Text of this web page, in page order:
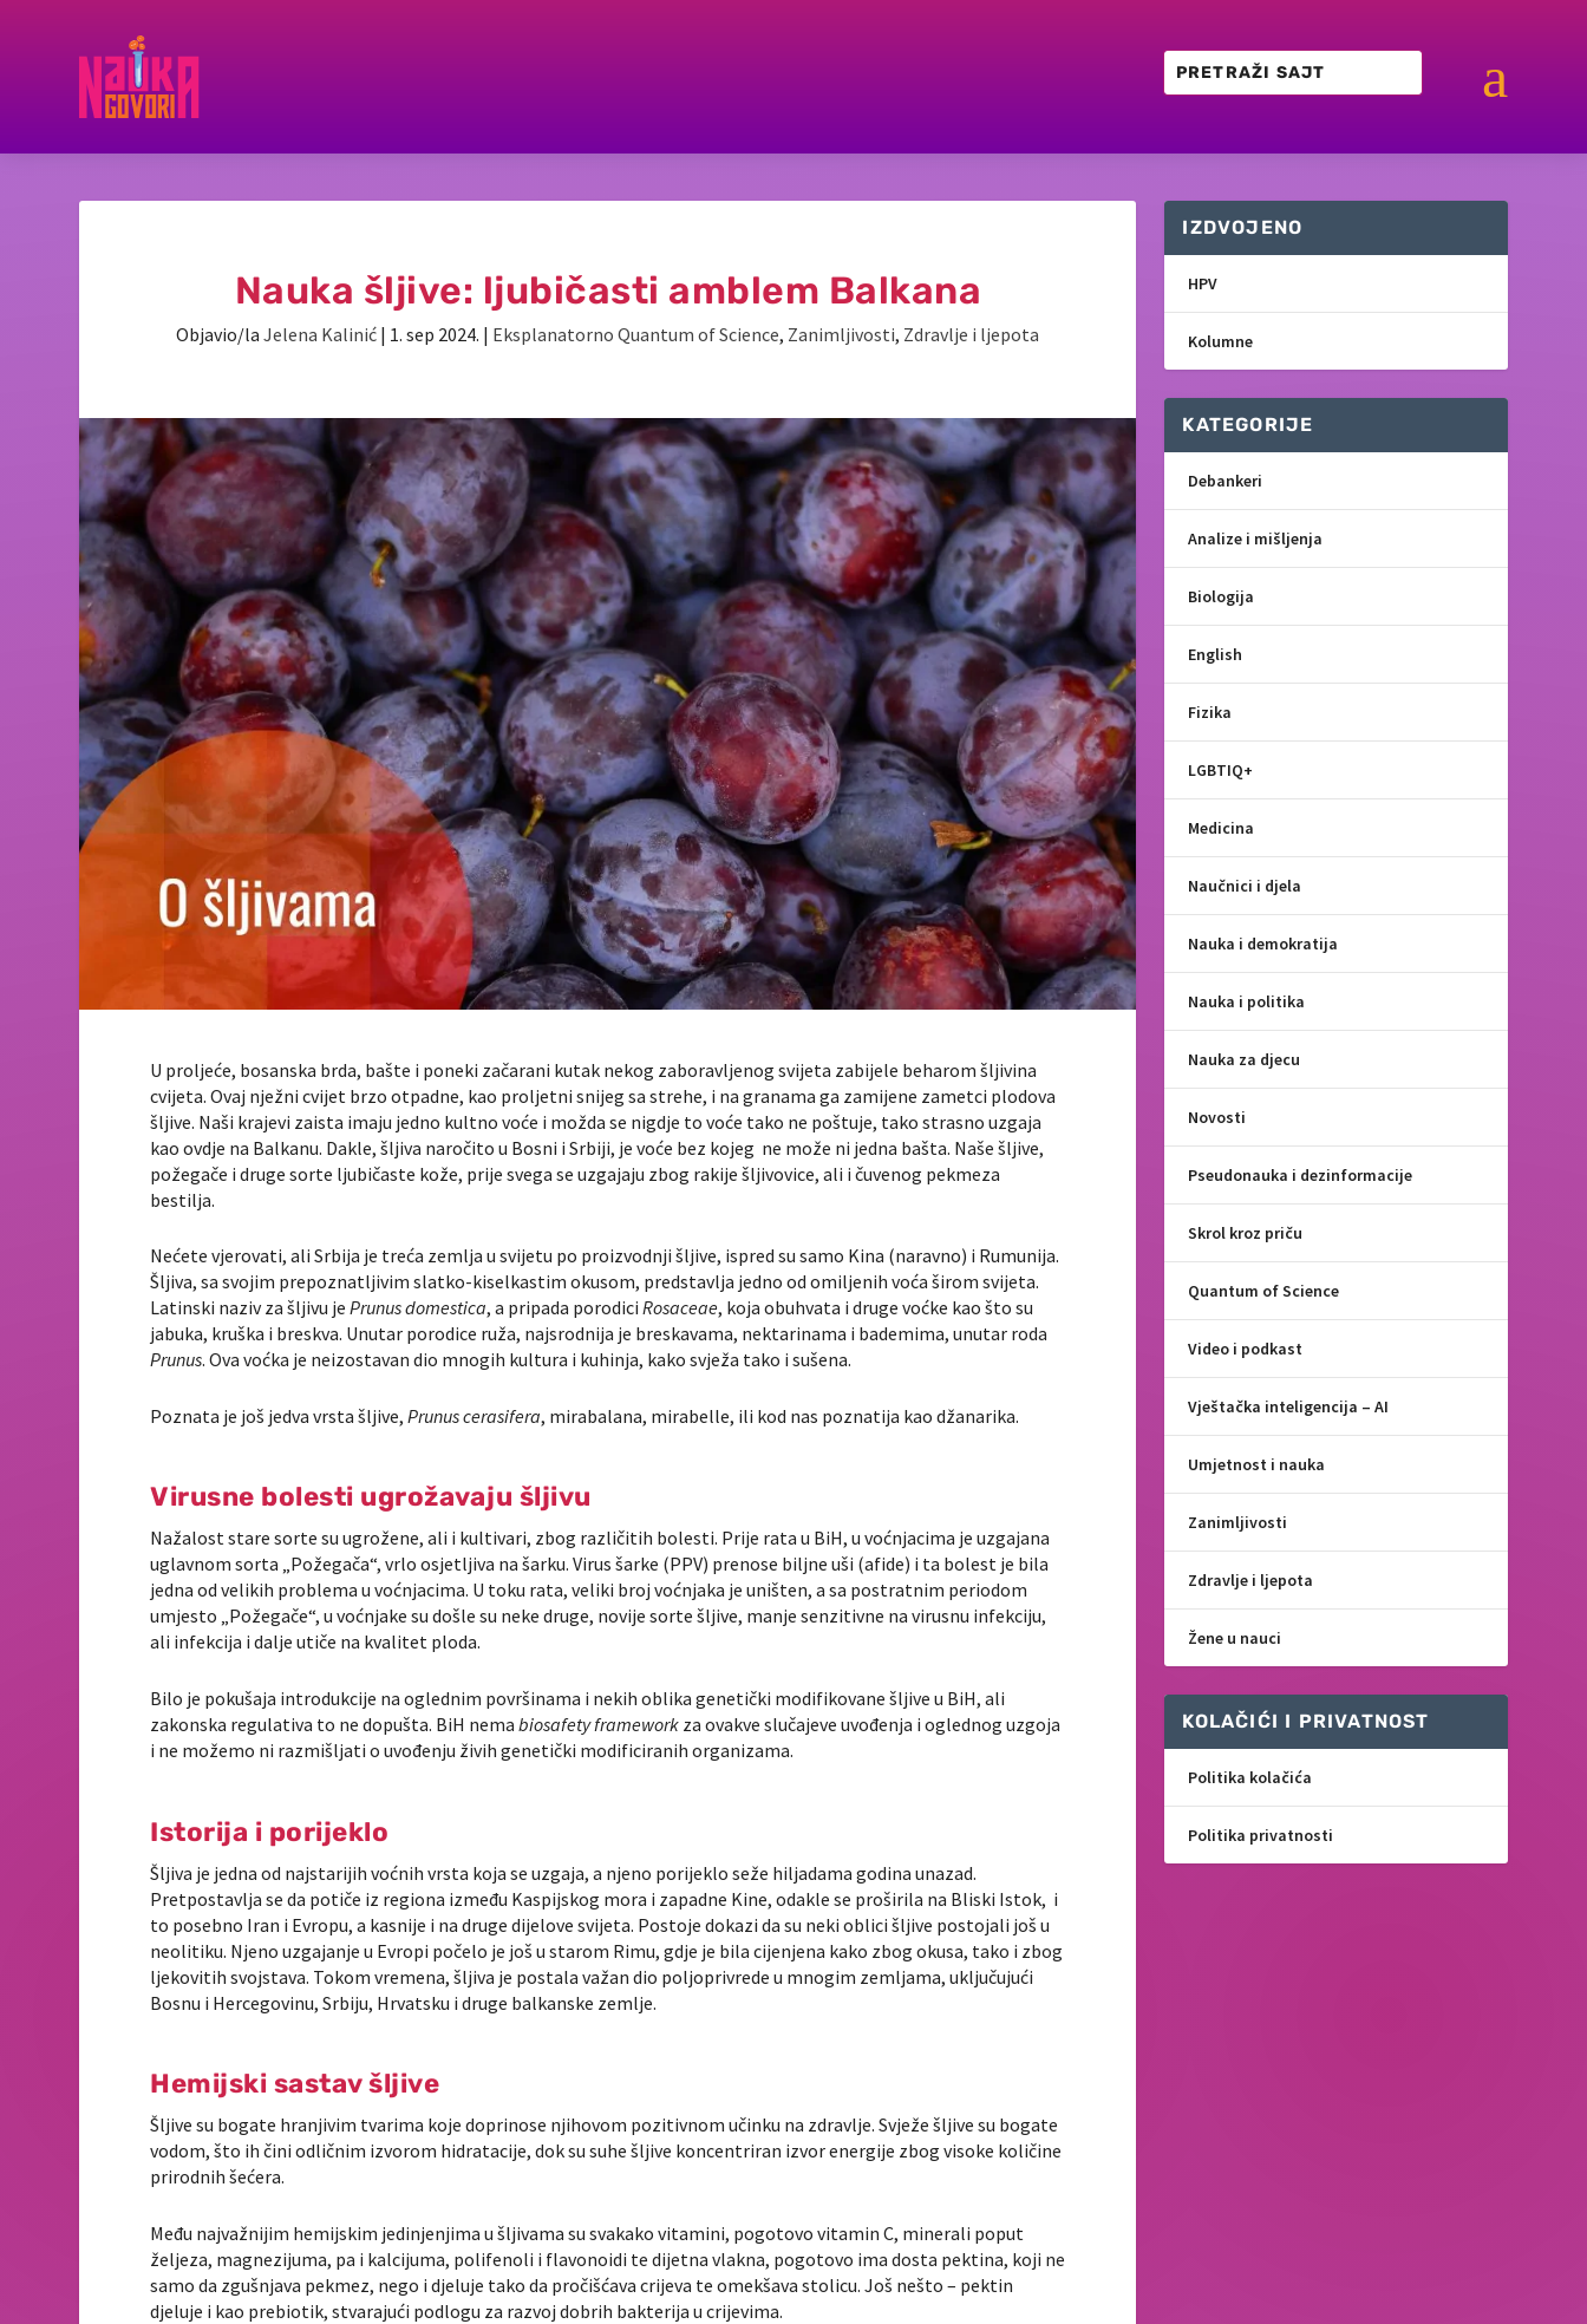
a
Nauka šljive: ljubičasti amblem Balkana
Objavio/laJelena Kalinić | 1. sep 2024. | Eksplanatorno Quantum of Science, Zanimljivosti, Zdravlje i ljepota
U proljeće, bosanska brda, bašte i poneki začarani kutak nekog zaboravljenog svijeta zabijele beharom šljivina
cvijeta. Ovaj nježni cvijet brzo otpadne, kao proljetni snijeg sa strehe, i na granama ga zamijene zametci plodova
šljive. Naši krajevi zaista imaju jedno kultno voće i možda se nigdje to voće tako ne poštuje, tako strasno uzgaja
kao ovdje na Balkanu. Dakle, šljiva naročito u Bosni i Srbiji, je voće bez kojeg ne može ni jedna bašta. Naše šljive,
požegače i druge sorte ljubičaste kože, prije svega se uzgajaju zbog rakije šljivovice, ali i čuvenog pekmeza
bestilja.
Nećete vjerovati, ali Srbija je treća zemlja u svijetu po proizvodnji šljive, ispred su samo Kina (naravno) i Rumunija.
Šljiva, sa svojim prepoznatljivim slatko-kiselkastim okusom, predstavlja jedno od omiljenih voća širom svijeta.
Latinski naziv za šljivu jePrunus domestica, a pripada porodiciRosaceae, koja obuhvata i druge voćke kao što su
jabuka, kruška i breskva. Unutar porodice ruža, najsrodnija je breskavama, nektarinama i bademima, unutar roda
Prunus. Ova voćka je neizostavan dio mnogih kultura i kuhinja, kako svježa tako i sušena.
Poznata je još jedva vrsta šljive,Prunus cerasifera, mirabalana, mirabelle, ili kod nas poznatija kao džanarika.
Virusne bolesti ugrožavaju šljivu
Nažalost stare sorte su ugrožene, ali i kultivari, zbog različitih bolesti. Prije rata u BiH, u voćnjacima je uzgajana
uglavnom sorta „Požegača“, vrlo osjetljiva na šarku. Virus šarke (PPV) prenose biljne uši (afide) i ta bolest je bila
jedna od velikih problema u voćnjacima. U toku rata, veliki broj voćnjaka je uništen, a sa postratnim periodom
umjesto „Požegače“, u voćnjake su došle su neke druge, novije sorte šljive, manje senzitivne na virusnu infekciju,
ali infekcija i dalje utiče na kvalitet ploda.
Bilo je pokušaja introdukcije na oglednim površinama i nekih oblika genetički modifikovane šljive u BiH, ali
zakonska regulativa to ne dopušta. BiH nemabiosafety framework za ovakve slučajeve uvođenja i oglednog uzgoja
i ne možemo ni razmišljati o uvođenju živih genetički modificiranih organizama.
Istorija i porijeklo
Šljiva je jedna od najstarijih voćnih vrsta koja se uzgaja, a njeno porijeklo seže hiljadama godina unazad.
Pretpostavlja se da potiče iz regiona između Kaspijskog mora i zapadne Kine, odakle se proširila na Bliski Istok, i
to posebno Iran i Evropu, a kasnije i na druge dijelove svijeta. Postoje dokazi da su neki oblici šljive postojali još u
neolitiku. Njeno uzgajanje u Evropi počelo je još u starom Rimu, gdje je bila cijenjena kako zbog okusa, tako i zbog
ljekovitih svojstava. Tokom vremena, šljiva je postala važan dio poljoprivrede u mnogim zemljama, uključujući
Bosnu i Hercegovinu, Srbiju, Hrvatsku i druge balkanske zemlje.
Hemijski sastav šljive
Šljive su bogate hranjivim tvarima koje doprinose njihovom pozitivnom učinku na zdravlje. Svježe šljive su bogate
vodom, što ih čini odličnim izvorom hidratacije, dok su suhe šljive koncentriran izvor energije zbog visoke količine
prirodnih šećera.
Među najvažnijim hemijskim jedinjenjima u šljivama su svakako vitamini, pogotovo vitamin C, minerali poput
željeza, magnezijuma, pa i kalcijuma, polifenoli i flavonoidi te dijetna vlakna, pogotovo ima dosta pektina, koji ne
samo da zgušnjava pekmez, nego i djeluje tako da pročišćava crijeva te omekšava stolicu. Još nešto – pektin
djeluje i kao prebiotik, stvarajući podlogu za razvoj dobrih bakterija u crijevima.
IZDVOJENO
HPV
Kolumne
KATEGORIJE
Debankeri
Analize i mišljenja
Biologija
English
Fizika
LGBTIQ+
Medicina
Naučnici i djela
Nauka i demokratija
Nauka i politika
Nauka za djecu
Novosti
Pseudonauka i dezinformacije
Skrol kroz priču
Quantum of Science
Video i podkast
Vještačka inteligencija – AI
Umjetnost i nauka
Zanimljivosti
Zdravlje i ljepota
Žene u nauci
KOLAČIĆI I PRIVATNOST
Politika kolačića
Politika privatnosti